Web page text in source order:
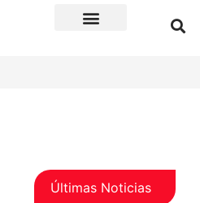
Últimas Noticias